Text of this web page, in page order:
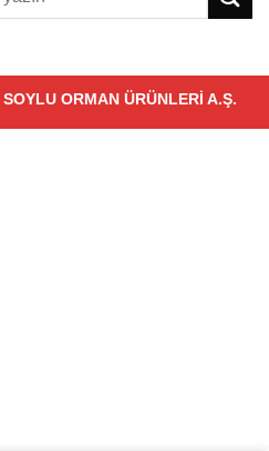
SOYLU ORMAN ÜRÜNLERİ A.Ş.